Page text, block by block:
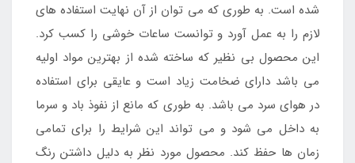
شده است. به طوری که می توان از آن نهایت استفاده های
لازم را به عمل آورد و توانست ساعات خوشی را کسب کرد.
این محصول بی نظیر که ساخته شده از بهترین مواد اولیه
می باشد دارای ضخامت زیاد است و عایقی برای استفاده
در هوای سرد می باشد. به طوری که مانع از نفوذ باد و سرما
به داخل می شود و می تواند این شرایط را برای تمامی
زمان ها حفظ کند. محصول مورد نظر به دلیل داشتن رنگ